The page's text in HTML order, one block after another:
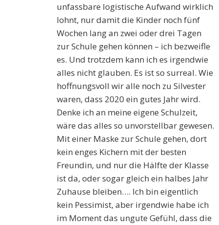
unfassbare logistische Aufwand wirklich
lohnt, nur damit die Kinder noch fünf
Wochen lang an zwei oder drei Tagen
zur Schule gehen können – ich bezweifle
es. Und trotzdem kann ich es irgendwie
alles nicht glauben. Es ist so surreal. Wie
hoffnungsvoll wir alle noch zu Silvester
waren, dass 2020 ein gutes Jahr wird.
Denke ich an meine eigene Schulzeit,
wäre das alles so unvorstellbar gewesen.
Mit einer Maske zur Schule gehen, dort
kein enges Kichern mit der besten
Freundin, und nur die Hälfte der Klasse
ist da, oder sogar gleich ein halbes Jahr
Zuhause bleiben…. Ich bin eigentlich
kein Pessimist, aber irgendwie habe ich
im Moment das ungute Gefühl, dass die